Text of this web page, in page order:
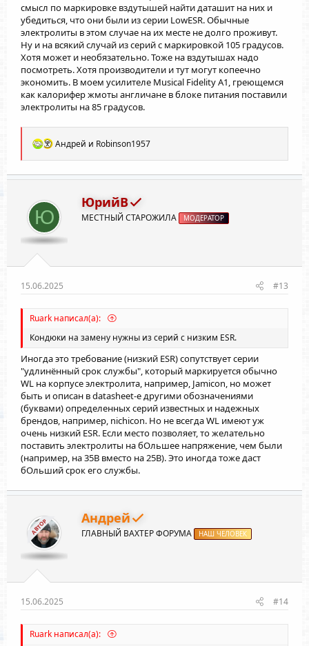
смысл по маркировке вздутышей найти даташит на них и
убедиться, что они были из серии LowESR. Обычные
электролиты в этом случае на их месте не долго проживут.
Ну и на всякий случай из серий с маркировкой 105 градусов.
Хотя может и необязательно. Тоже на вздутышах надо
посмотреть. Хотя производители и тут могут копеечно
экономить. В моем усилителе Musical Fidelity A1, греющемся
как калорифер жмоты англичане в блоке питания поставили
электролиты на 85 градусов.
Р
а
к
и
:
Андрей и Robinson1957
Ю
ЮрийВ
МЕСТНЫЙ СТАРОЖИЛА МОДЕРАТОР
15.06.2025 #13
Ruark написал(а):
Кондюки на замену нужны из серий с низким ESR.
Иногда это требование (низкий ESR) сопутствует серии
"удлинённый срок службы", который маркируется обычно
WL на корпусе электролита, например, Jamicon, но может
быть и описан в datasheet-е другими обозначениями
(буквами) определенных серий известных и надежных
брендов, например, nichicon. Но не всегда WL имеют уж
очень низкий ESR. Если место позволяет, то желательно
поставить электролиты на бОльшее напряжение, чем были
(например, на 35В вместо на 25В). Это иногда тоже даст
бОльший срок его службы.
АВТОР Андрей
ГЛАВНЫЙ ВАХТЕР ФОРУМА НАШ ЧЕЛОВЕК
15.06.2025 #14
Ruark написал(а):